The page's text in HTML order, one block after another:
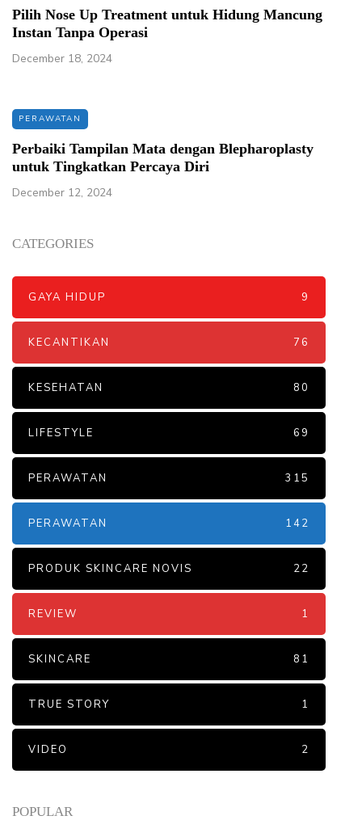
POPULAR
Pilih Nose Up Treatment untuk Hidung Mancung
Instan Tanpa Operasi
December 18, 2024
PERAWATAN
Perbaiki Tampilan Mata dengan Blepharoplasty
untuk Tingkatkan Percaya Diri
December 12, 2024
CATEGORIES
GAYA HIDUP 9
KECANTIKAN 76
KESEHATAN 80
LIFESTYLE 69
PERAWATAN 315
PERAWATAN 142
PRODUK SKINCARE NOVIS 22
REVIEW 1
SKINCARE 81
TRUE STORY 1
VIDEO 2